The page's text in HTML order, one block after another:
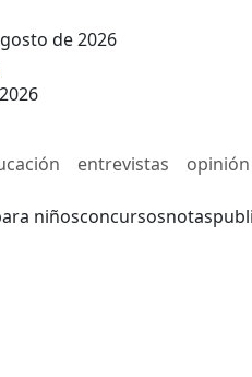
de 2026
entrevistas opinión
niñosconcursosnotas